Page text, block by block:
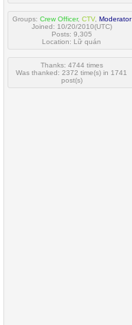
Groups: Crew Officer, CTV, Moderator
Joined: 10/20/2010(UTC)
Posts: 9,305
Location: Lữ quán
Thanks: 4744 times
Was thanked: 2372 time(s) in 1741
post(s)